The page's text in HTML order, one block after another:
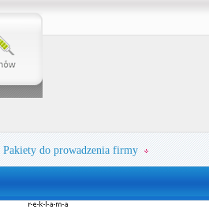
Pakiety do prowadzenia firmy